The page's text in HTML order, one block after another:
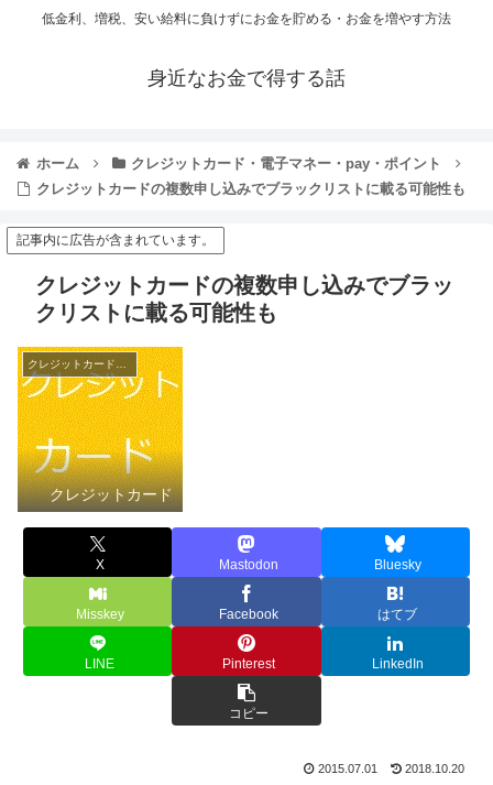
低金利、増税、安い給料に負けずにお金を貯める・お金を増やす方法
身近なお金で得する話
ホーム
クレジットカード・電子マネー・pay・ポイント
クレジットカードの複数申し込みでブラックリストに載る可能性も
記事内に広告が含まれています。
クレジットカードの複数申し込みでブラッ
クリストに載る可能性も
クレジットカード
X Mastodon Bluesky
Misskey Facebook はてブ
LINE Pinterest LinkedIn
コピー
2015.07.01 2018.10.20